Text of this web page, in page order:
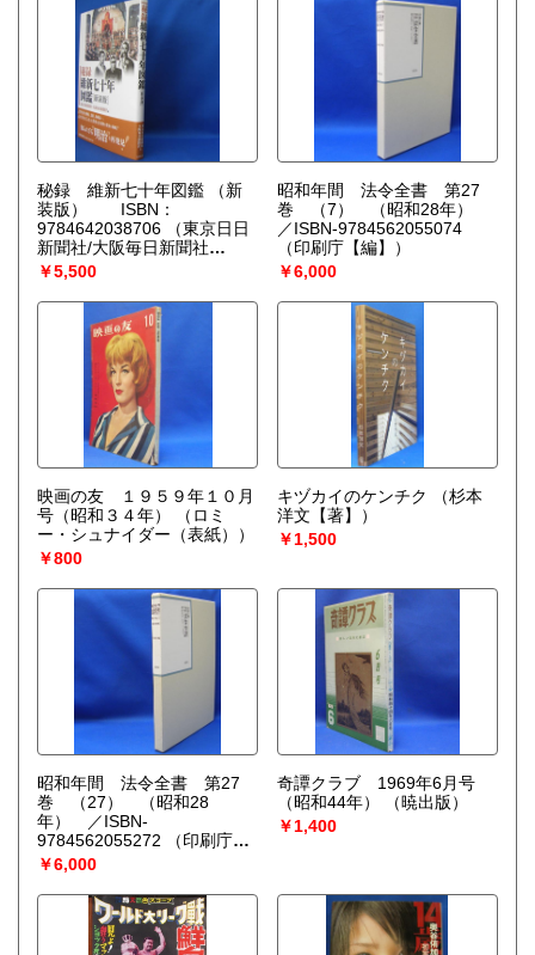
秘録 維新七十年図鑑 （新
装版） ISBN：
9784642038706
（東京日日
新聞社/大阪毎日新聞社
【編】）
￥5,500
昭和年間 法令全書 第27
巻 （7） （昭和28年）
／ISBN-9784562055074
（印刷庁【編】）
￥6,000
映画の友 １９５９年１０月
号（昭和３４年）
（ロミ
ー・シュナイダー（表紙））
￥800
キヅカイのケンチク
（杉本
洋文【著】）
￥1,500
昭和年間 法令全書 第27
巻 （27） （昭和28
年） ／ISBN-
9784562055272
（印刷庁
【編】）
￥6,000
奇譚クラブ 1969年6月号
（昭和44年）
（暁出版）
￥1,400